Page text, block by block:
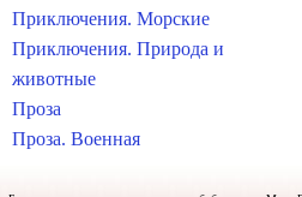
Приключения. Морские
Приключения. Природа и
животные
Проза
Проза. Военная